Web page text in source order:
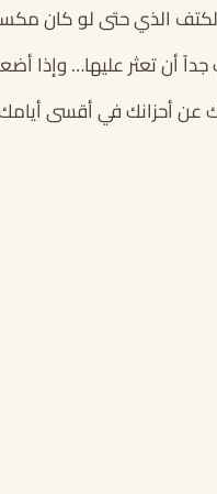
الذي حتى لو كان
أن تعثر عليها… وإذا
عن أحزانك في أقسى